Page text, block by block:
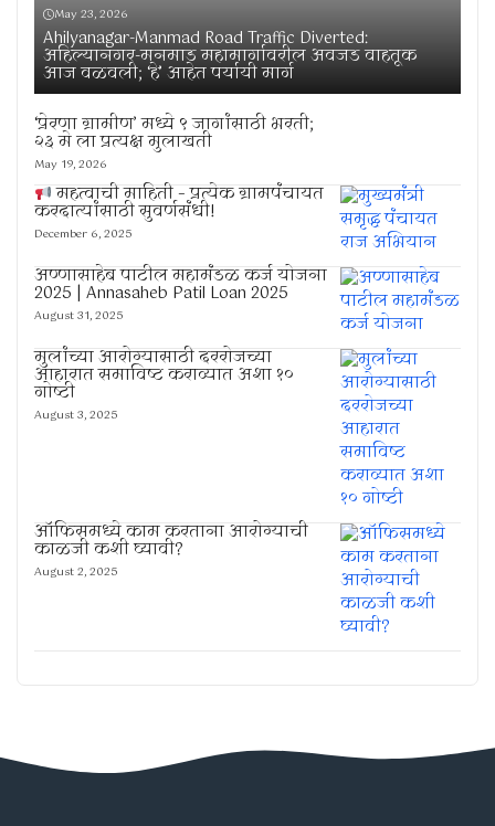
May 23, 2026
Ahilyanagar-Manmad Road Traffic Diverted:
अहिल्यानगर-मनमाड महामार्गावरील अवजड वाहतूक
आज वळवली; ‘हे’ आहेत पर्यायी मार्ग
‘प्रेरणा ग्रामीण’ मध्ये ९ जागांसाठी भरती;
२३ मे ला प्रत्यक्ष मुलाखती
May 19, 2026
महत्वाची माहिती – प्रत्येक ग्रामपंचायत
करदात्यांसाठी सुवर्णसंधी!
December 6, 2025
अण्णासाहेब पाटील महामंडळ कर्ज योजना
2025 | Annasaheb Patil Loan 2025
August 31, 2025
मुलांच्या आरोग्यासाठी दररोजच्या
आहारात समाविष्ट कराव्यात अशा १०
गोष्टी
August 3, 2025
ऑफिसमध्ये काम करताना आरोग्याची
काळजी कशी घ्यावी?
August 2, 2025